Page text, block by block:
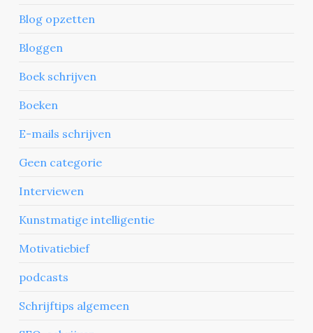
Blog opzetten
Bloggen
Boek schrijven
Boeken
E-mails schrijven
Geen categorie
Interviewen
Kunstmatige intelligentie
Motivatiebief
podcasts
Schrijftips algemeen